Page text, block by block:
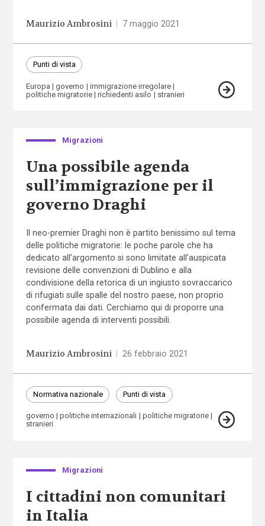
Maurizio Ambrosini 7 maggio 2021
Punti di vista
Europa governo
immigrazione irregolare
politiche migratorie
richiedenti asilo stranieri
Migrazioni
Una possibile agenda
sull’immigrazione per il
governo Draghi
Il neo-premier Draghi non è partito benissimo sul tema
delle politiche migratorie: le poche parole che ha
dedicato all’argomento si sono limitate all’auspicata
revisione delle convenzioni di Dublino e alla
condivisione della retorica di un ingiusto sovraccarico
di rifugiati sulle spalle del nostro paese, non proprio
confermata dai dati. Cerchiamo qui di proporre una
possibile agenda di interventi possibili.
Maurizio Ambrosini 26 febbraio 2021
Normativa nazionale Punti di vista
governo politiche internazionali
politiche migratorie
stranieri
Migrazioni
I cittadini non comunitari
in Italia